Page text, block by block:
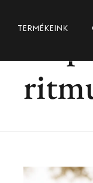
TERMÉKEINK
90